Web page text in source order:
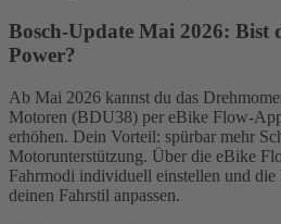
Bosch-Update Mai 2026: Bist
Power?
Ab Mai 2026 kannst du das
Motoren (BDU38) per eBike Flow-
erhöhen. Dein Vorteil: spürbar mehr
Motorunterstützung. Über die eBike
Fahrmodi individuell einstellen und die
deinen Fahrstil anpassen.